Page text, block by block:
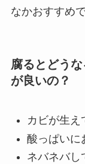
なかおすすめで
腐るとどう
が良いの？
カビが生え
酸っぱいに
ネバネバし